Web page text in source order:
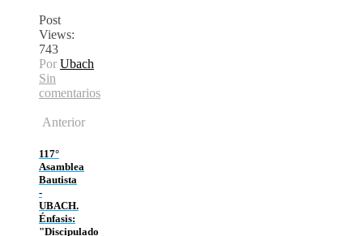
Post
Views:
743
Por Ubach
Sin
comentarios
Anterior
117°
Asamblea
Bautista
-
UBACH.
Énfasis:
"Discipulado